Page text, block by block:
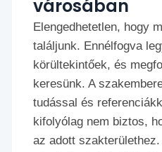
városában
Elengedhetetlen, hogy
találjunk. Ennélfogva
körültekintőek, és
keresünk. A
tudással és
kifolyólag nem biztos,
az adott